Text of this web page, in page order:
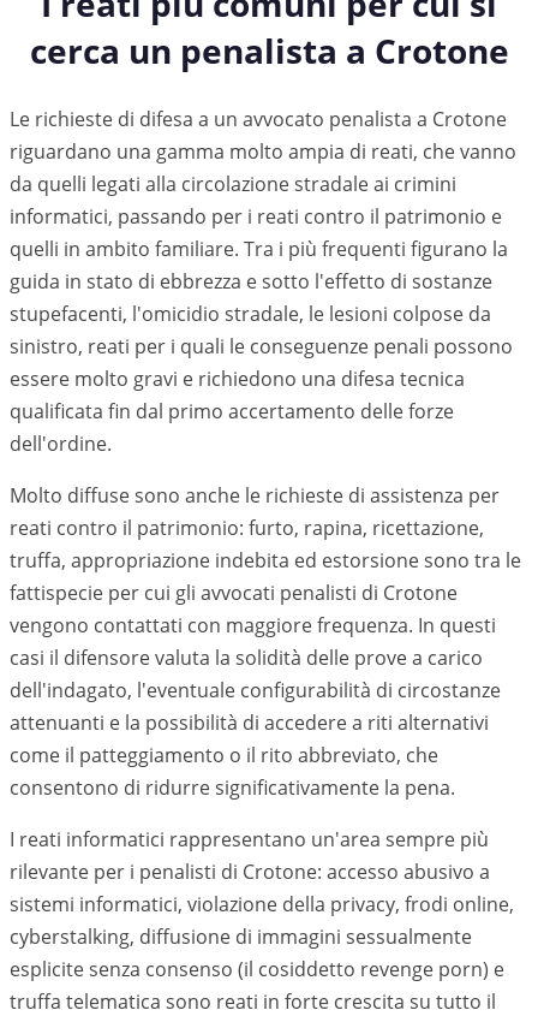
cerca un penalista a Crotone
Le richieste di difesa a un avvocato penalista a Crotone
riguardano una gamma molto ampia di reati, che vanno
da quelli legati alla circolazione stradale ai crimini
informatici, passando per i reati contro il patrimonio e
quelli in ambito familiare. Tra i più frequenti figurano la
guida in stato di ebbrezza e sotto l'effetto di sostanze
stupefacenti, l'omicidio stradale, le lesioni colpose da
sinistro, reati per i quali le conseguenze penali possono
essere molto gravi e richiedono una difesa tecnica
qualificata fin dal primo accertamento delle forze
dell'ordine.
Molto diffuse sono anche le richieste di assistenza per
reati contro il patrimonio: furto, rapina, ricettazione,
truffa, appropriazione indebita ed estorsione sono tra le
fattispecie per cui gli avvocati penalisti di Crotone
vengono contattati con maggiore frequenza. In questi
casi il difensore valuta la solidità delle prove a carico
dell'indagato, l'eventuale configurabilità di circostanze
attenuanti e la possibilità di accedere a riti alternativi
come il patteggiamento o il rito abbreviato, che
consentono di ridurre significativamente la pena.
I reati informatici rappresentano un'area sempre più
rilevante per i penalisti di Crotone: accesso abusivo a
sistemi informatici, violazione della privacy, frodi online,
cyberstalking, diffusione di immagini sessualmente
esplicite senza consenso (il cosiddetto revenge porn) e
truffa telematica sono reati in forte crescita su tutto il